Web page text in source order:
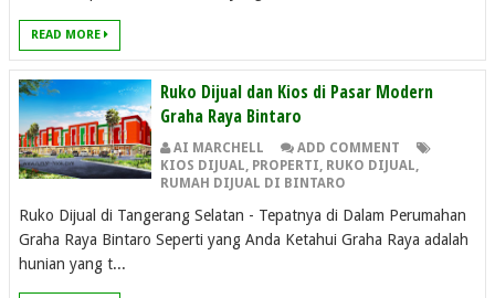
READ MORE
Ruko Dijual dan Kios di Pasar Modern
Graha Raya Bintaro
AI MARCHELL
ADD COMMENT
KIOS DIJUAL PROPERTI RUKO DIJUAL
RUMAH DIJUAL DI BINTARO
Ruko Dijual di Tangerang Selatan - Tepatnya di Dalam Perumahan
Graha Raya Bintaro Seperti yang Anda Ketahui Graha Raya adalah
hunian yang t...